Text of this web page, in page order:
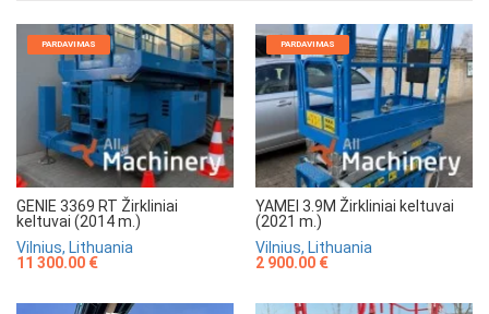
PARDAVIMAS
GENIE 3369 RT Žirkliniai
keltuvai (2014 m.)
Vilnius, Lithuania
11 300.00 €
PARDAVIMAS
YAMEI 3.9M Žirkliniai keltuvai
(2021 m.)
Vilnius, Lithuania
2 900.00 €